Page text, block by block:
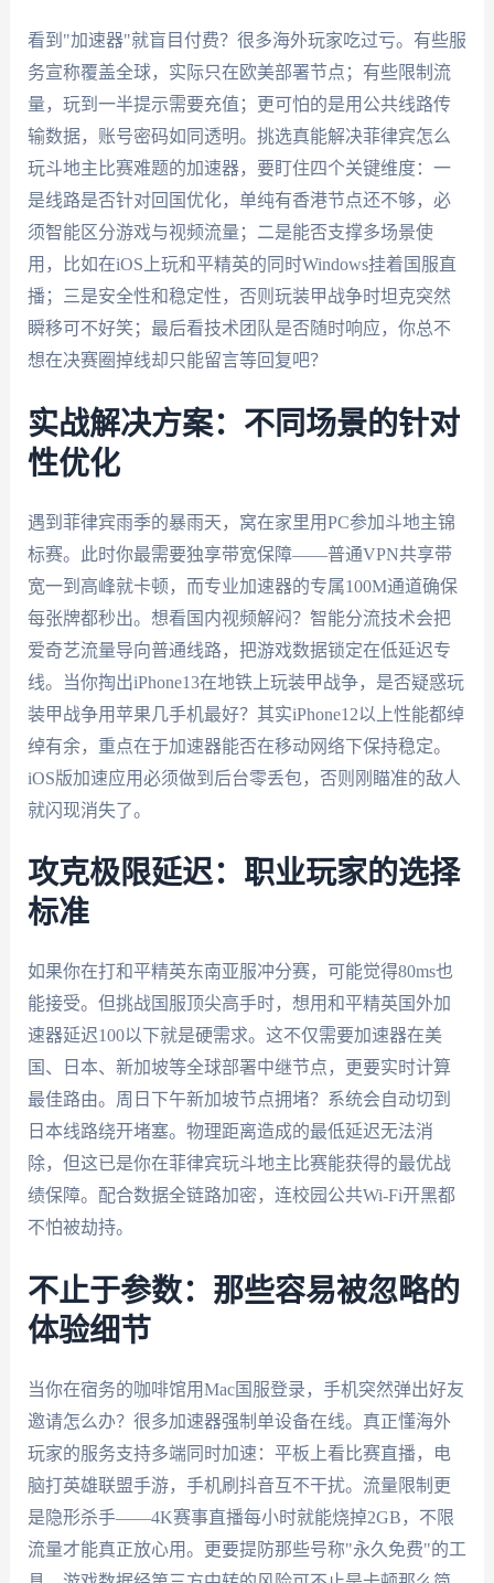
看到"加速器"就盲目付费？很多海外玩家吃过亏。有些服
务宣称覆盖全球，实际只在欧美部署节点；有些限制流
量，玩到一半提示需要充值；更可怕的是用公共线路传
输数据，账号密码如同透明。挑选真能解决菲律宾怎么
玩斗地主比赛难题的加速器，要盯住四个关键维度：一
是线路是否针对回国优化，单纯有香港节点还不够，必
须智能区分游戏与视频流量；二是能否支撑多场景使
用，比如在iOS上玩和平精英的同时Windows挂着国服直
播；三是安全性和稳定性，否则玩装甲战争时坦克突然
瞬移可不好笑；最后看技术团队是否随时响应，你总不
想在决赛圈掉线却只能留言等回复吧？
实战解决方案：不同场景的针对
性优化
遇到菲律宾雨季的暴雨天，窝在家里用PC参加斗地主锦
标赛。此时你最需要独享带宽保障——普通VPN共享带
宽一到高峰就卡顿，而专业加速器的专属100M通道确保
每张牌都秒出。想看国内视频解闷？智能分流技术会把
爱奇艺流量导向普通线路，把游戏数据锁定在低延迟专
线。当你掏出iPhone13在地铁上玩装甲战争，是否疑惑玩
装甲战争用苹果几手机最好？其实iPhone12以上性能都绰
绰有余，重点在于加速器能否在移动网络下保持稳定。
iOS版加速应用必须做到后台零丢包，否则刚瞄准的敌人
就闪现消失了。
攻克极限延迟：职业玩家的选择
标准
如果你在打和平精英东南亚服冲分赛，可能觉得80ms也
能接受。但挑战国服顶尖高手时，想用和平精英国外加
速器延迟100以下就是硬需求。这不仅需要加速器在美
国、日本、新加坡等全球部署中继节点，更要实时计算
最佳路由。周日下午新加坡节点拥堵？系统会自动切到
日本线路绕开堵塞。物理距离造成的最低延迟无法消
除，但这已是你在菲律宾玩斗地主比赛能获得的最优战
绩保障。配合数据全链路加密，连校园公共Wi-Fi开黑都
不怕被劫持。
不止于参数：那些容易被忽略的
体验细节
当你在宿务的咖啡馆用Mac国服登录，手机突然弹出好友
邀请怎么办？很多加速器强制单设备在线。真正懂海外
玩家的服务支持多端同时加速：平板上看比赛直播，电
脑打英雄联盟手游，手机刷抖音互不干扰。流量限制更
是隐形杀手——4K赛事直播每小时就能烧掉2GB，不限
流量才能真正放心用。更要提防那些号称"永久免费"的工